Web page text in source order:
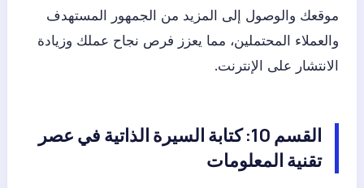
موقعك والوصول إلى المزيد من الجمهور المستهدف
والعملاء المحتملين، مما يعزز فرص نجاح عملك وزيادة
الانتشار على الإنترنت.
القسم 10: كتابة السيرة الذاتية في عصر
تقنية المعلومات